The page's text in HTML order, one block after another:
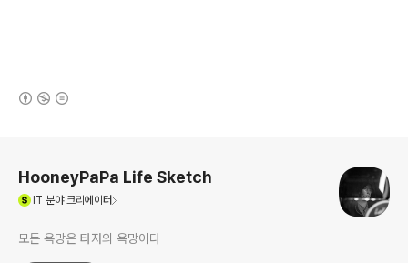
HooneyPaPa Life Sketch
IT 분야 크리에이터
모든 욕망은 타자의 욕망이다